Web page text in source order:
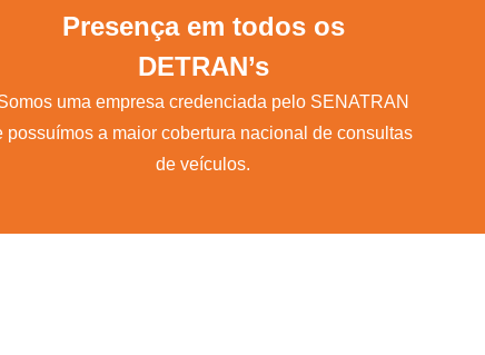
Presença em todos os
DETRAN’s
uma empresa credenciada pelo SENATRAN
possuímos a maior cobertura nacional de consultas
de veículos.